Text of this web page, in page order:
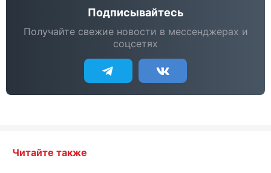
Подписывайтесь
Получайте свежие новости в мессенджерах и
соцсетях
Читайте также